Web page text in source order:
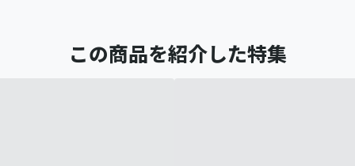
この商品を紹介した特集